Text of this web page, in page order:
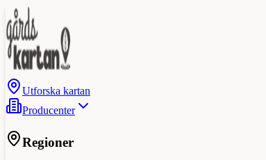
Utforska kartan
Producenter
Regioner